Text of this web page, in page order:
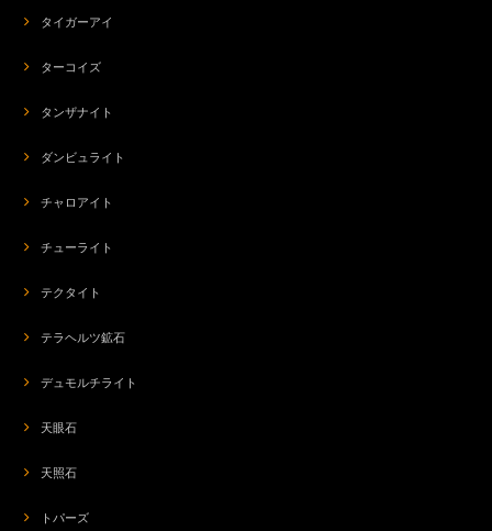
タイガーアイ
ターコイズ
タンザナイト
ダンビュライト
チャロアイト
チューライト
テクタイト
テラヘルツ鉱石
デュモルチライト
天眼石
天照石
トパーズ